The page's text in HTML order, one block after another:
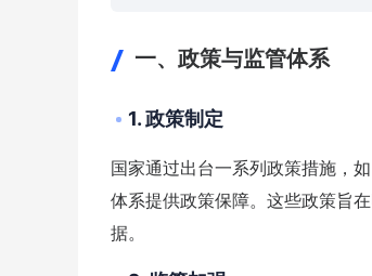
一、政策与监管体系
1. 政策制定
国家通过出台一系列政策措施，
体系提供政策保障。这些政策旨
据。